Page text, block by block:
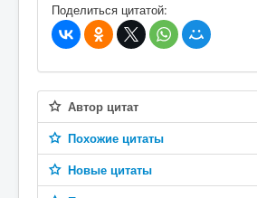
В избранное
Поделиться цитатой:
Автор цитат
Похожие цитаты
Новые цитаты